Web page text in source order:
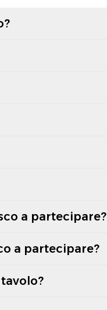
a partecipare?
a partecipare?